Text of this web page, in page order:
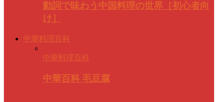
動詞で味わう中国料理の世界［初心者向
け］
中華料理百科
中華料理百科
中華百科 毛豆腐